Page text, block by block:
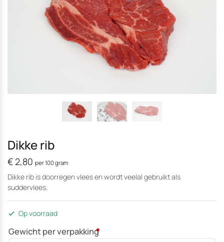
Dikke rib
€ 2,80 per 100 gram
Dikke rib is doorregen vlees en wordt veelal gebruikt als
suddervlees.
Op voorraad
Gewicht per verpakking
*